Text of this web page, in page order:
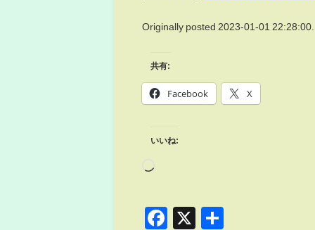
Originally posted 2023-01-01 22:28:00.
共有:
Facebook X
いいね:
Facebook
X